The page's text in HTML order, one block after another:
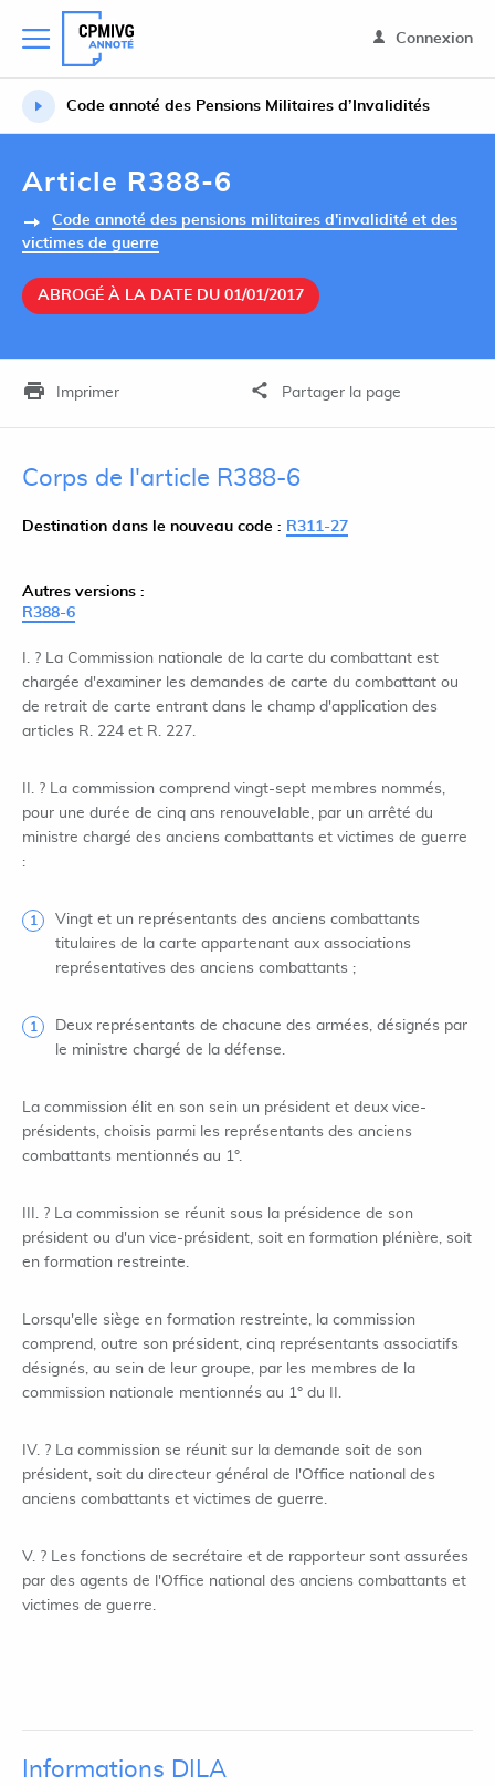
Connexion
Code annoté des Pensions Militaires d’Invalidités
Article R388-6
Code annoté des pensions militaires d'invalidité et des
victimes de guerre
ABROGÉ À LA DATE DU 01/01/2017
Imprimer Partager la page
Corps de l'article R388-6
Destination dans le nouveau code : R311-27
Autres versions :
R388-6
I. ? La Commission nationale de la carte du combattant est
chargée d'examiner les demandes de carte du combattant ou
de retrait de carte entrant dans le champ d'application des
articles R. 224 et R. 227.
II. ? La commission comprend vingt-sept membres nommés,
pour une durée de cinq ans renouvelable, par un arrêté du
ministre chargé des anciens combattants et victimes de guerre
:
Vingt et un représentants des anciens combattants
titulaires de la carte appartenant aux associations
représentatives des anciens combattants ;
Deux représentants de chacune des armées, désignés par
le ministre chargé de la défense.
La commission élit en son sein un président et deux vice-
présidents, choisis parmi les représentants des anciens
combattants mentionnés au 1°.
III. ? La commission se réunit sous la présidence de son
président ou d'un vice-président, soit en formation plénière, soit
en formation restreinte.
Lorsqu'elle siège en formation restreinte, la commission
comprend, outre son président, cinq représentants associatifs
désignés, au sein de leur groupe, par les membres de la
commission nationale mentionnés au 1° du II.
IV. ? La commission se réunit sur la demande soit de son
président, soit du directeur général de l'Office national des
anciens combattants et victimes de guerre.
V. ? Les fonctions de secrétaire et de rapporteur sont assurées
par des agents de l'Office national des anciens combattants et
victimes de guerre.
Informations DILA